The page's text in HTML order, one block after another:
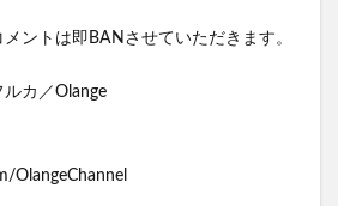
ントは即BANさせていただきます。
カ／Olange